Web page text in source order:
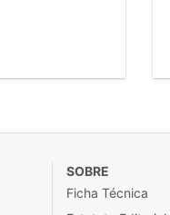
SOBRE
Ficha Técnica